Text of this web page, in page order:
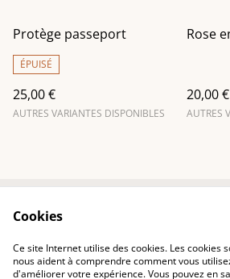
Protège passeport
ÉPUISÉ
25,00 €
AUTRES VARIANTES DISPONIBLES
Rose
20,00 €
AUTRES
Politique de
confidentialité
Cookies
Ce site Internet utilise des cookies. Les cookies
nous aident à comprendre comment vous
d'améliorer votre expérience. Vous pouvez en